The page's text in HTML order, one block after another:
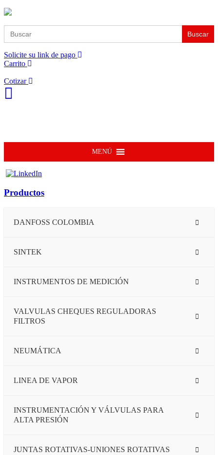
Buscar:
Solicite su link de pago
Carrito
Cotizar
MENÚ
Productos
DANFOSS COLOMBIA
SINTEK
INSTRUMENTOS DE MEDICIÓN
VALVULAS CHEQUES REGULADORAS
FILTROS
NEUMÁTICA
LINEA DE VAPOR
INSTRUMENTACIÓN Y VÁLVULAS PARA
ALTA PRESIÓN
JUNTAS ROTATIVAS-UNIONES ROTATIVAS